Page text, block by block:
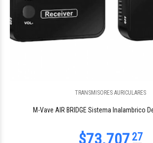
TRANSMISORES AURICULARES
M-Vave AIR BRIDGE Sistema Inalambrico